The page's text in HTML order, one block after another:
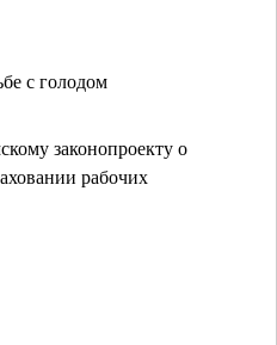
с голодом
законопроекту о
рабочих